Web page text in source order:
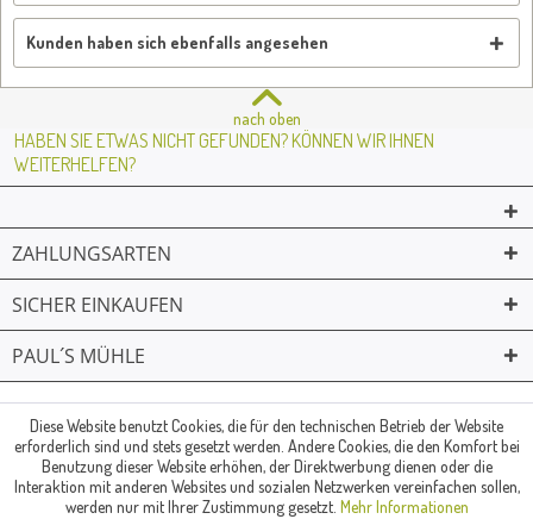
Kunden haben sich ebenfalls angesehen
nach oben
HABEN SIE ETWAS NICHT GEFUNDEN? KÖNNEN WIR IHNEN
WEITERHELFEN?
ZAHLUNGSARTEN
SICHER EINKAUFEN
PAUL´S MÜHLE
© Paul's Mühle | Inhaber: Christof Paul e.K. | Westring 2 | 45659
Recklinghausen
Fax: 02361 -28831 | E-Mail: info@pauls-muehle.de
Diese Website benutzt Cookies, die für den technischen Betrieb der Website
erforderlich sind und stets gesetzt werden. Andere Cookies, die den Komfort bei
Benutzung dieser Website erhöhen, der Direktwerbung dienen oder die
Interaktion mit anderen Websites und sozialen Netzwerken vereinfachen sollen,
werden nur mit Ihrer Zustimmung gesetzt. Mehr Informationen